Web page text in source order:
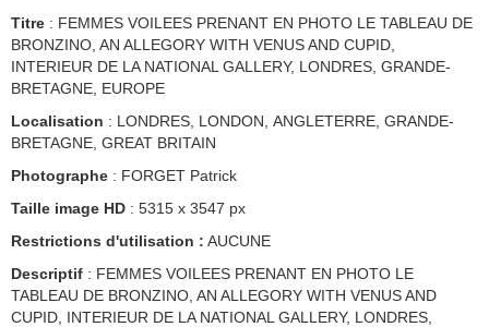
Titre : FEMMES VOILEES PRENANT EN PHOTO LE TABLEAU DE
BRONZINO, AN ALLEGORY WITH VENUS AND CUPID,
INTERIEUR DE LA NATIONAL GALLERY, LONDRES, GRANDE-
BRETAGNE, EUROPE
Localisation : LONDRES, LONDON, ANGLETERRE, GRANDE-
BRETAGNE, GREAT BRITAIN
Photographe : FORGET Patrick
Taille image HD : 5315 x 3547 px
Restrictions d'utilisation : AUCUNE
Descriptif : FEMMES VOILEES PRENANT EN PHOTO LE
TABLEAU DE BRONZINO, AN ALLEGORY WITH VENUS AND
CUPID, INTERIEUR DE LA NATIONAL GALLERY, LONDRES,